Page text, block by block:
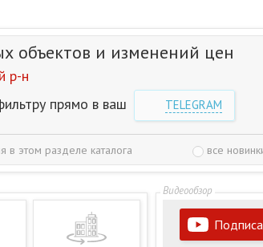
объектов и изменений цен
р-н
прямо в ваш
TELEGRAM
в этом разделе каталога все